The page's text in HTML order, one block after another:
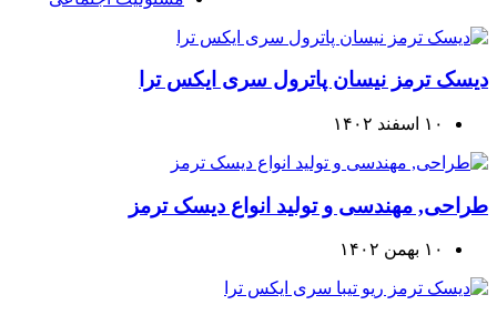
دیسک ترمز نیسان پاترول سری ایکس ترا
۱۰ اسفند ۱۴۰۲
طراحی, مهندسی و تولید انواع دیسک ترمز
۱۰ بهمن ۱۴۰۲